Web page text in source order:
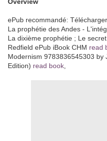
ePub recommandé:
La prophétie des Andes -
La dixième prophétie ; Le
Redfield ePub iBook CHM read
Modernism 9783836545303 by
Edition) read book